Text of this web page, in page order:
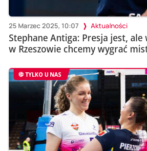
25 Marzec 2025, 10:07 Aktualności
Stephane Antiga: Presja jest, ale
w Rzeszowie chcemy wygrać
TYLKO U NAS